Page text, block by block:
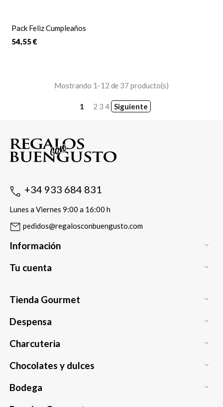
Pack Feliz Cumpleaños
54,55 €
Mostrando 1-12 de 37 producto(s)
1 2 3 4 Siguiente
+34 933 684 831
Lunes a Viernes 9:00 a 16:00 h
pedidos@regalosconbuengusto.com
Información 
Tu cuenta 
Tienda Gourmet 
Despensa 
Charcuteria 
Chocolates y dulces 
Bodega 